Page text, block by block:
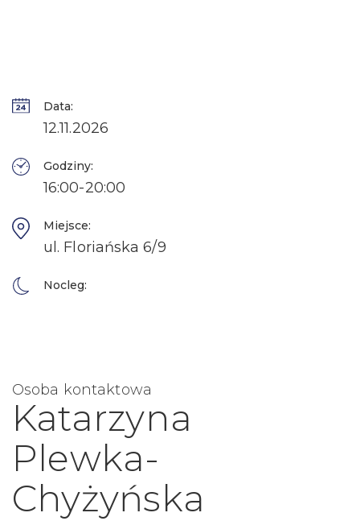
Data:
12.11.2026
Godziny:
16:00-20:00
Miejsce:
ul. Floriańska 6/9
Nocleg:
Osoba kontaktowa
Katarzyna
Plewka-
Chyżyńska